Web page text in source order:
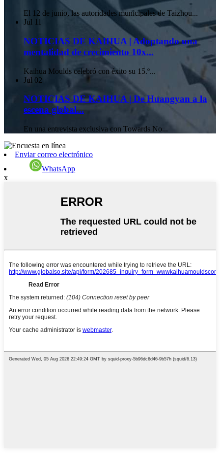
El 12 de junio, las autoridades municipales de Taizhou...
Jul 11
NOTICIAS DE KAIHUA | Adoptando una
mentalidad de crecimiento 10x...
Kaihua Moulds celebró con éxito su 15.º...
Jul 02
NOTICIAS DE KAIHUA | De Huangyan a la
escena global...
En una entrevista exclusiva con Towards No...
Enviar correo electrónico
WhatsApp
x